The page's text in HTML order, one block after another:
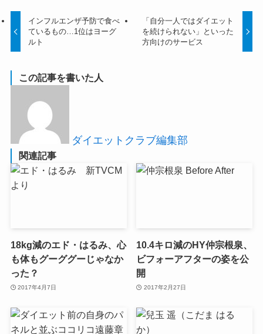
インフルエンザ予防で食べ
ているもの…1位はヨーグ
ルト
「自分一人ではダイエット
を続けられない」といった
方向けのサービス
この記事を書いた人
ダイエットクラブ編集部
関連記事
18kg減のエド・はるみ、心
も体もグーググーじゃなか
った？
2017年4月7日
10.4キロ減のHY仲宗根泉、
ビフォーアフターの姿を公
開
2017年2月27日